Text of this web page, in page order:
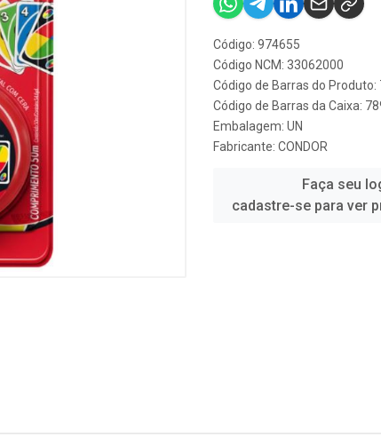
Código: 974655
Código NCM: 33062000
Código de Barras do
Código de Barras da Caixa:
Embalagem: UN
Fabricante: CONDOR
Faça seu
cadastre-se para ver